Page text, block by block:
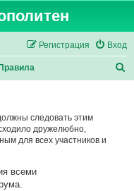
Вход
Регистрация
Правила
следовать этим
дружелюбно,
для всех участников и
всеми